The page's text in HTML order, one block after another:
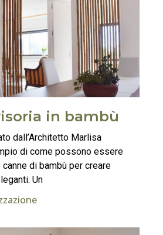
in bambù
dall’Architetto Marlisa
di come possono essere
di bambù per creare
Un